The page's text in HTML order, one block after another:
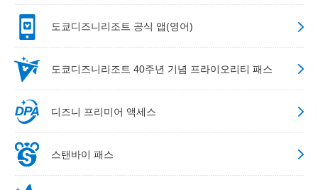
도쿄디즈니리조트 공식 앱(영어)
도쿄디즈니리조트 40주년 기념 프라이오리티 패스
디즈니 프리미어 액세스
스탠바이 패스